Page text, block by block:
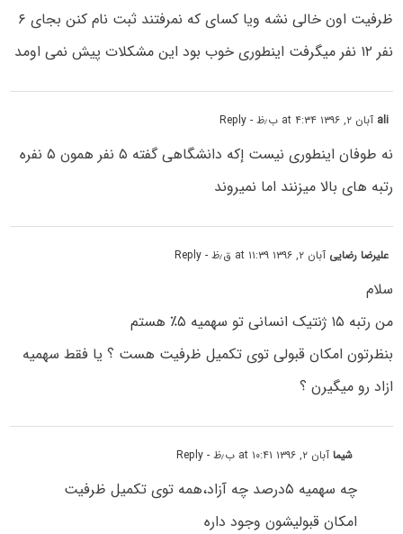
ظرفیت اون خالى نشه ویا کسای که نمرفتند ثبت نام کنن بجای ۶
نفر ۱۲ نفر میگرفت اینطوری خوب بود این مشکلات پیش نمى اومد
ali آبان ۲, ۱۳۹۶ at ۴:۳۴ ب٫ظ - Reply
نه طوفان اینطوری نیست إکه دانشگاهى گفته ۵ نفر همون ۵ نفره
رتبه های بالا میزنند اما نمیروند
علیرضا رضایی آبان ۲, ۱۳۹۶ at ۱۱:۳۹ ق٫ظ - Reply
سلام
من رتبه ۱۵ ژنتیک انسانی تو سهمیه ۵٪‏ هستم
بنظرتون امکان قبولی توی تکمیل ظرفیت هست ؟ یا فقط سهمیه
ازاد رو میگیرن ؟
شیماآبان ۲, ۱۳۹۶ at ۱۰:۴۱ ب٫ظ - Reply
چه سهمیه ۵درصد چه آزاد،همه توی تکمیل ظرفیت
امکان قبولیشون وجود داره